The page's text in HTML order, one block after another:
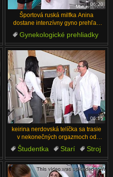
06:20
Športová ruská milfka Anina
dostane intenzívny gyno prehľad
pička close-up
Gynekologické prehliadky
Stroj
České
Detailné
Doktor
06:15
keirina nerdovská telíčka sa trasie
v nekonečných orgazmoch od
doktora
Študentka Starí
Stroj
Vyšetrenie
Doktor